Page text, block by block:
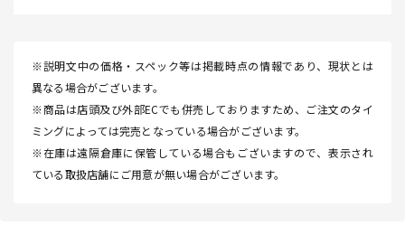
※説明文中の価格・スペック等は掲載時点の情報であり、現状とは
異なる場合がございます。
※商品は店頭及び外部ECでも併売しておりますため、ご注文のタイ
ミングによっては完売となっている場合がございます。
※在庫は遠隔倉庫に保管している場合もございますので、表示され
ている取扱店舗にご用意が無い場合がございます。